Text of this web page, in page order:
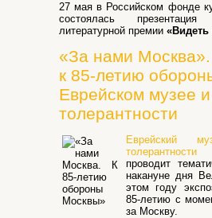
27 мая в Российском фонде
состоялась презентация
литературной премии
«За нами
к 85-летию
Еврейском музее
толерантности
Еврейский
толерантности
проводит
накануне дня
этом году
85-летию с
за Москву.